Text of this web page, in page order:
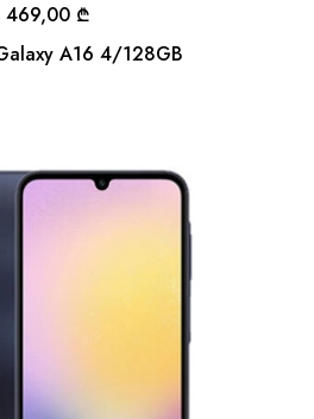
A16 4/128GB
469,00 ₾